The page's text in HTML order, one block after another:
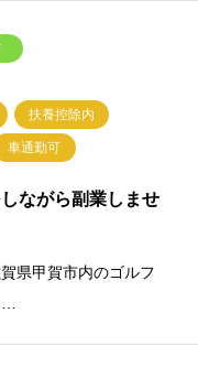
扶養控除内
車通勤可
ながら副業しませ
県甲賀市内のゴルフ